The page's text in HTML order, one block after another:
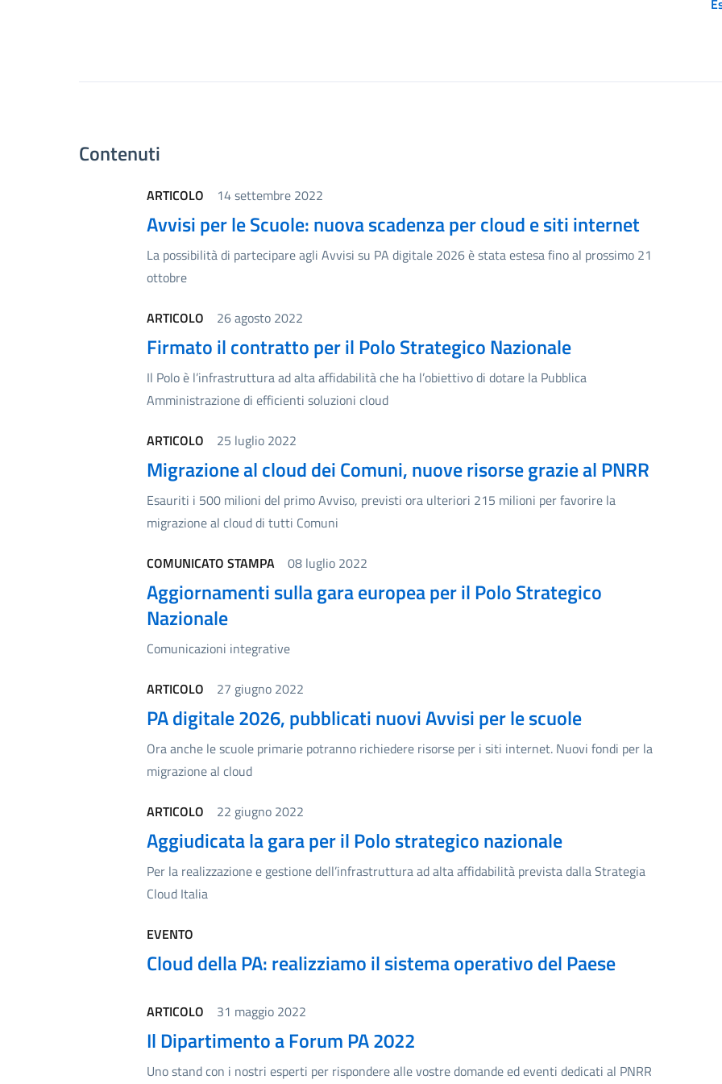
Contenuti
ARTICOLO 14 settembre 2022
Avvisi per le Scuole: nuova scadenza per cloud e siti internet
La possibilità di partecipare agli Avvisi su PA digitale 2026 è stata estesa fino al prossimo 21
ottobre
ARTICOLO 26 agosto 2022
Firmato il contratto per il Polo Strategico Nazionale
Il Polo è l’infrastruttura ad alta affidabilità che ha l’obiettivo di dotare la Pubblica
Amministrazione di efficienti soluzioni cloud
ARTICOLO 25 luglio 2022
Migrazione al cloud dei Comuni, nuove risorse grazie al PNRR
Esauriti i 500 milioni del primo Avviso, previsti ora ulteriori 215 milioni per favorire la
migrazione al cloud di tutti Comuni
COMUNICATO STAMPA 08 luglio 2022
Aggiornamenti sulla gara europea per il Polo Strategico
Nazionale
Comunicazioni integrative
ARTICOLO 27 giugno 2022
PA digitale 2026, pubblicati nuovi Avvisi per le scuole
Ora anche le scuole primarie potranno richiedere risorse per i siti internet. Nuovi fondi per la
migrazione al cloud
ARTICOLO 22 giugno 2022
Aggiudicata la gara per il Polo strategico nazionale
Per la realizzazione e gestione dell’infrastruttura ad alta affidabilità prevista dalla Strategia
Cloud Italia
EVENTO
Cloud della PA: realizziamo il sistema operativo del Paese
ARTICOLO 31 maggio 2022
Il Dipartimento a Forum PA 2022
Uno stand con i nostri esperti per rispondere alle vostre domande ed eventi dedicati al PNRR